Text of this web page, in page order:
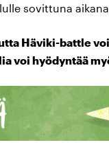
sovittuna
Häviki-battle
voi hyödyntää